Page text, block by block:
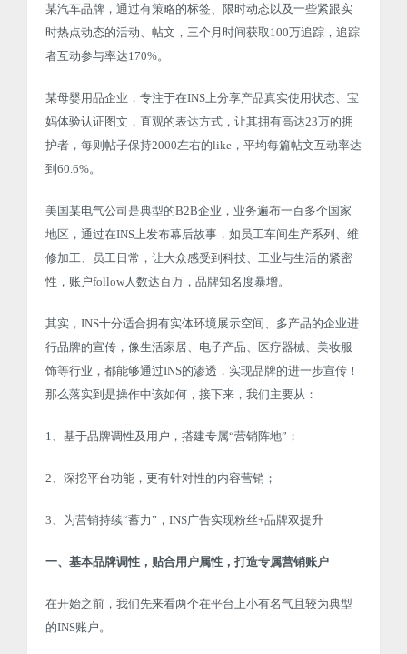
某汽车品牌，通过有策略的标签、限时动态以及一些紧跟实
时热点动态的活动、帖文，三个月时间获取100万追踪，追踪
者互动参与率达170%。
某母婴用品企业，专注于在INS上分享产品真实使用状态、宝
妈体验认证图文，直观的表达方式，让其拥有高达23万的拥
护者，每则帖子保持2000左右的like，平均每篇帖文互动率达
到60.6%。
美国某电气公司是典型的B2B企业，业务遍布一百多个国家
地区，通过在INS上发布幕后故事，如员工车间生产系列、维
修加工、员工日常，让大众感受到科技、工业与生活的紧密
性，账户follow人数达百万，品牌知名度暴增。
其实，INS十分适合拥有实体环境展示空间、多产品的企业进
行品牌的宣传，像生活家居、电子产品、医疗器械、美妆服
饰等行业，都能够通过INS的渗透，实现品牌的进一步宣传！
那么落实到是操作中该如何，接下来，我们主要从：
1、基于品牌调性及用户，搭建专属“营销阵地”；
2、深挖平台功能，更有针对性的内容营销；
3、为营销持续“蓄力”，INS广告实现粉丝+品牌双提升
一、基本品牌调性，贴合用户属性，打造专属营销账户
在开始之前，我们先来看两个在平台上小有名气且较为典型
的INS账户。